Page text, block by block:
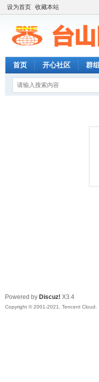
设为首页 收藏本站
首页 开心社区 群组
Powered by Discuz! X3.4
Copyright © 2001-2021, Tencent Cloud.